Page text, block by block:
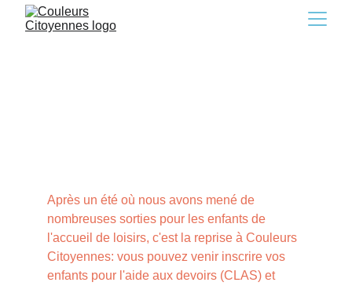
Après un été où nous avons mené de
nombreuses sorties pour les enfants de
l'accueil de loisirs, c'est la reprise à Couleurs
Citoyennes: vous pouvez venir inscrire vos
enfants pour l'aide aux devoirs (CLAS) et